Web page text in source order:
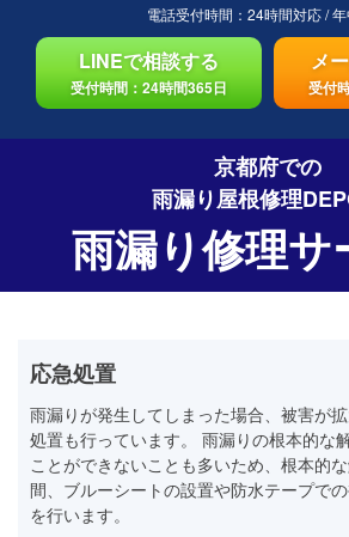
電話受付時間： 24時間対応/
LINEで相談する
受付時間：24時間365日
メ
受付
京都府での
雨漏り屋根修理
雨漏り修理サ
応急処置
雨漏りが発生してしまった場合、被害が
処置も行っています。 雨漏りの根本的な
ことができないことも多いため、根本的
間、ブルーシートの設置や防水テープで
を行います。